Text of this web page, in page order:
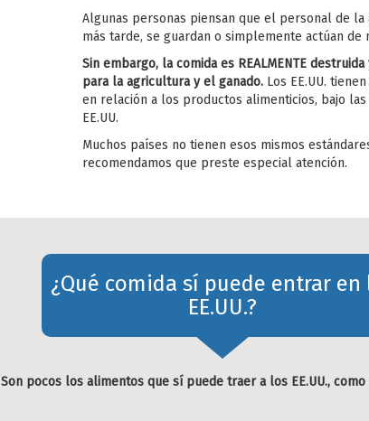
Algunas personas piensan que el personal de
más tarde, se guardan o simplemente actúan de
Sin embargo, la comida es REALMENTE
para la agricultura y el ganado. Los EE.UU.
en relación a los productos alimenticios, bajo
EE.UU.
Muchos países no tienen esos mismos
recomendamos que preste especial atención.
¿Qué comida sí puede entrar en
EE.UU.?
Son pocos los alimentos que sí puede traer a los EE.UU.,